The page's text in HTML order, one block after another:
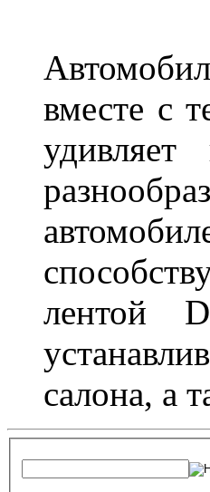
вместе с
лентой
салона, а